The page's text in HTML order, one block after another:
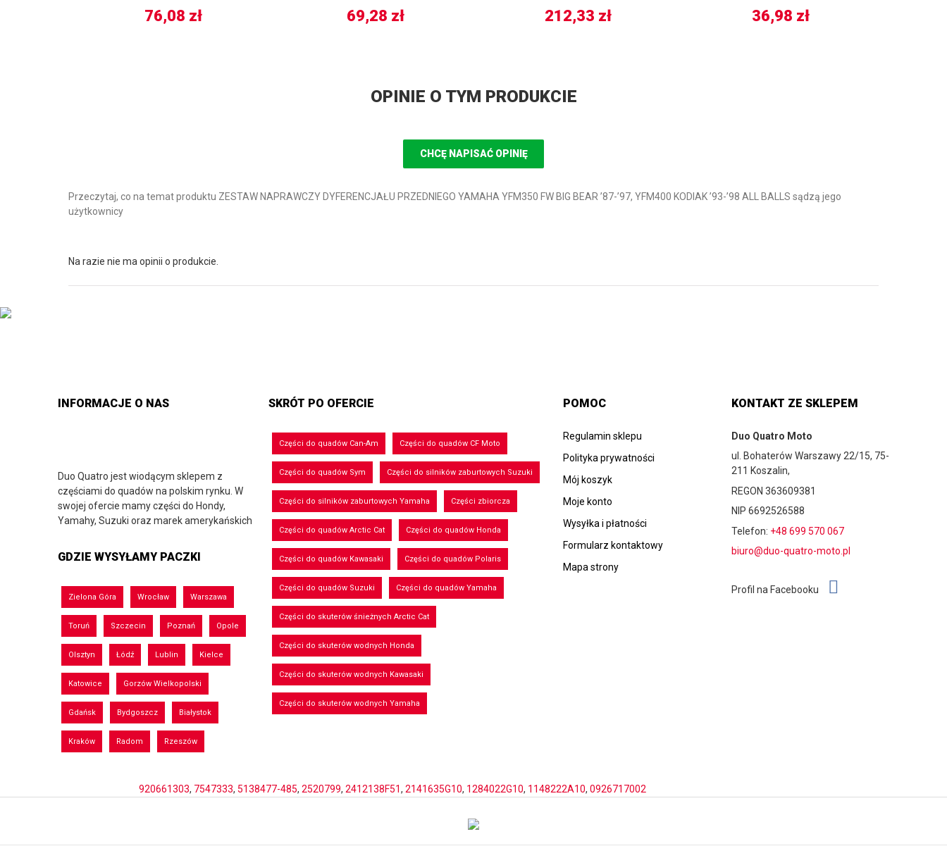
76,08 zł 69,28 zł 212,33 zł 36,98 zł
OPINIE O TYM PRODUKCIE
CHCĘ NAPISAĆ OPINIĘ
Przeczytaj, co na temat produktu ZESTAW NAPRAWCZY DYFERENCJAŁU PRZEDNIEGO YAMAHA YFM350 FW BIG BEAR ’87-’97, YFM400 KODIAK ’93-’98 ALL BALLS sądzą jego
użytkownicy
Na razie nie ma opinii o produkcie.
INFORMACJE O NAS
Duo Quatro jest wiodącym sklepem z
częściami do quadów na polskim rynku. W
swojej ofercie mamy części do Hondy,
Yamahy, Suzuki oraz marek amerykańskich
GDZIE WYSYŁAMY PACZKI
Zielona Góra Wrocław Warszawa
Toruń Szczecin Poznań Opole
Olsztyn Łódź Lublin Kielce
Katowice Gorzów Wielkopolski
Gdańsk Bydgoszcz Białystok
Kraków Radom Rzeszów
SKRÓT PO OFERCIE
Części do quadów Can-Am Części do quadów CF Moto
Części do quadów Sym Części do silników zaburtowych Suzuki
Części do silników zaburtowych Yamaha Części zbiorcza
Części do quadów Arctic Cat Części do quadów Honda
Części do quadów Kawasaki Części do quadów Polaris
Części do quadów Suzuki Części do quadów Yamaha
Części do skuterów śnieżnych Arctic Cat
Części do skuterów wodnych Honda
Części do skuterów wodnych Kawasaki
Części do skuterów wodnych Yamaha
POMOC
Regulamin sklepu
Polityka prywatności
Mój koszyk
Moje konto
Wysyłka i płatności
Formularz kontaktowy
Mapa strony
KONTAKT ZE SKLEPEM
Duo Quatro Moto
ul. Bohaterów Warszawy 22/15, 75-
211 Koszalin,
REGON 363609381
NIP 6692526588
Telefon: +48 699 570 067
biuro@duo-quatro-moto.pl
Profil na Facebooku
920661303, 7547333, 5138477-485, 2520799, 2412138F51, 2141635G10, 1284022G10, 1148222A10, 0926717002